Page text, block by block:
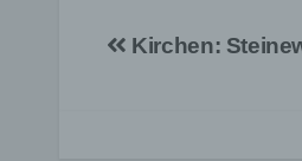
Kirchen: